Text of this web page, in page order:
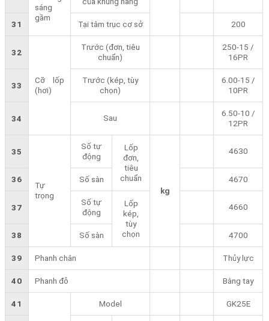
sáng
gầm
31 Tại tâm trục cơ sở 200
32
Cỡ lốp
(hơi)
Trước (đơn, tiêu
chuẩn)
250-15 /
16PR
33
Trước (kép, tùy
chọn)
6.00-15 /
10PR
34 Sau
6.50-10 /
12PR
35
Tự
trọng
Số tự
động
Lốp
đơn,
tiêu
chuẩn
kg
4630
36 Số sàn 4670
37
Số tự
động
Lốp
kép,
tùy
chọn
4660
38 Số sàn 4700
39 Phanh chân Thủy lực
40 Phanh đỗ Bằng tay
41 Model GK25E